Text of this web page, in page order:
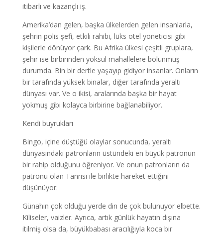
itibarlı ve kazançlı iş.
Amerika’dan gelen, başka ülkelerden gelen insanlarla,
şehrin polis şefi, etkili rahibi, lüks otel yöneticisi gibi
kişilerle dönüyor çark. Bu Afrika ülkesi çeşitli gruplara,
şehir ise birbirinden yoksul mahallelere bölünmüş
durumda. Bin bir dertle yaşayıp gidiyor insanlar. Onların
bir tarafında yüksek binalar, diğer tarafında yeraltı
dünyası var. Ve o ikisi, aralarında başka bir hayat
yokmuş gibi kolayca birbirine bağlanabiliyor.
Kendi buyrukları
Bingo, içine düştüğü olaylar sonucunda, yeraltı
dünyasındaki patronların üstündeki en büyük patronun
bir rahip olduğunu öğreniyor. Ve onun patronların da
patronu olan Tanrısı ile birlikte hareket ettiğini
düşünüyor.
Günahın çok olduğu yerde din de çok bulunuyor elbette.
Kiliseler, vaizler. Ayrıca, artık günlük hayatın dışına
itilmiş olsa da, büyükbabası aracılığıyla koca bir